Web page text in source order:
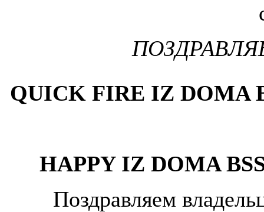
QUICK FIRE IZ DOMA
HAPPY IZ DOMA
Поздравляем